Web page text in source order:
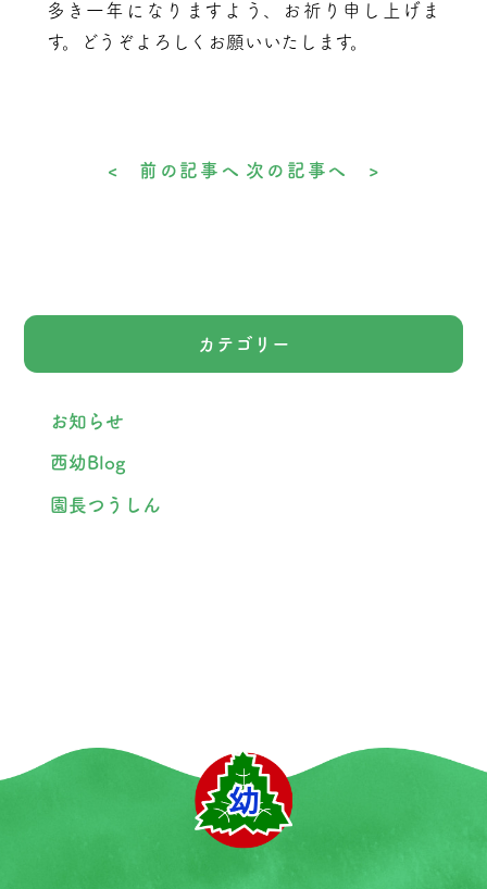
多き一年になりますよう、お祈り申し上げま
す。どうぞよろしくお願いいたします。
< 前の記事へ 次の記事へ >
カテゴリー
お知らせ
西幼Blog
園長つうしん